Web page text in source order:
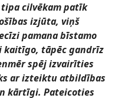
tipa cilvēkam patīk
izjūta, viņš
pamana bīstamo
kaitīgo, tāpēc gandrīz
spēj izvairīties
ar izteiktu atbildības
kārtīgi. Pateicoties